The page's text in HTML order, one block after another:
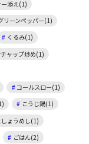
添え(1)
リーンペッパー(1)
くるみ(1)
ャップ炒め(1)
コールスロー(1)
こうじ鍋(1)
しょうめし(1)
ごはん(2)